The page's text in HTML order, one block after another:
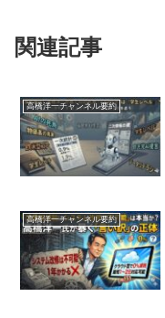
関連記事
高橋洋一チャンネル要約
高橋洋一チャンネル要約